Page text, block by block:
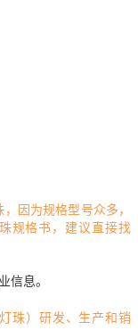
因为规格型号众多，
规格书，建议直接找
信息。
珠）研发、生产和销